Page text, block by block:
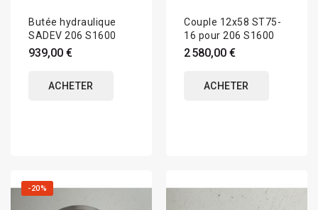
Butée hydraulique
SADEV 206 S1600
939,00 €
ACHETER
Couple 12x58 ST75-
16 pour 206 S1600
2 580,00 €
ACHETER
-20%